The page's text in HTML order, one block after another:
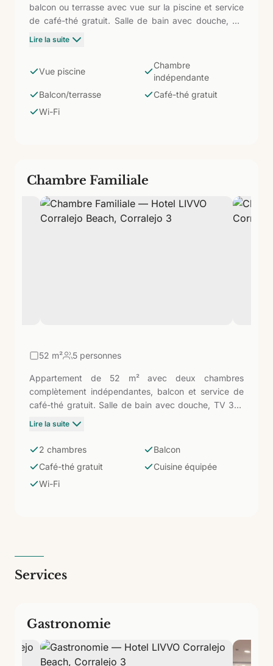
balcon ou terrasse avec vue sur la piscine et service
de café-thé gratuit. Salle de bain avec douche, TV
piscine. Un choix très populaire parmi les couples qui
souhaitent du confort sans payer le supplément des
Lire la suite
Vue piscine
Chambre
indépendante
Balcon/terrasse
Café-thé gratuit
Wi-Fi
Chambre Familiale
52 m² 5 personnes
Appartement de 52 m² avec deux chambres
complètement indépendantes, balcon et service de
café-thé gratuit. Salle de bain avec douche, TV 39"
intimité entre les chambres, cuisine équipée et l'extra
ne veulent pas renoncer au confort d'avoir chaque
membre dans son propre espace.
Lire la suite
2 chambres
Balcon
Café-thé gratuit
Cuisine équipée
Wi-Fi
Services
Gastronomie